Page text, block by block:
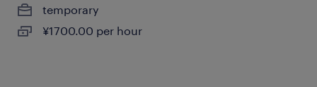
temporary
¥1700.00 per hour